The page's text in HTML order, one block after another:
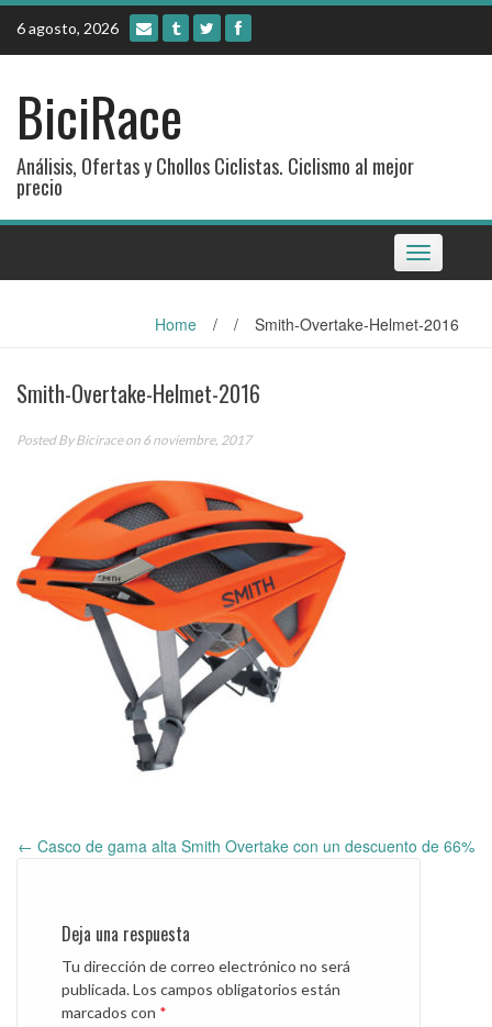
Skip
content
6 agosto, 2026
BiciRace
Análisis, Ofertas y Chollos Ciclistas. Ciclismo al mejor
precio
Toggle
navigation
Home / / Smith-Overtake-Helmet-2016
Smith-Overtake-Helmet-2016
Posted ByBiciraceon 6 noviembre, 2017
Post
← Casco de gama alta Smith Overtake con un descuento de 66%
Deja una respuesta
Tu dirección de correo electrónico no será
publicada.Los campos obligatorios están
marcados con *